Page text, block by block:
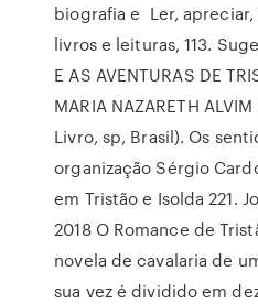
biografia e Ler,
livros e leituras, 113.
E AS AVENTURAS DE
MARIA NAZARETH
Livro, sp, Brasil). Os
organização Sérgio
em Tristão e Isolda 221.
2018 O Romance de
novela de cavalaria de
sua vez é dividido em